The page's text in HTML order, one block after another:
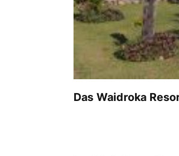
Das Waidroka